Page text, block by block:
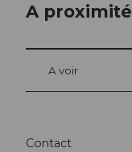
A proximité
A voir
Contact